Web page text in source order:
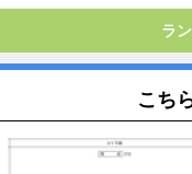
ラ
こち